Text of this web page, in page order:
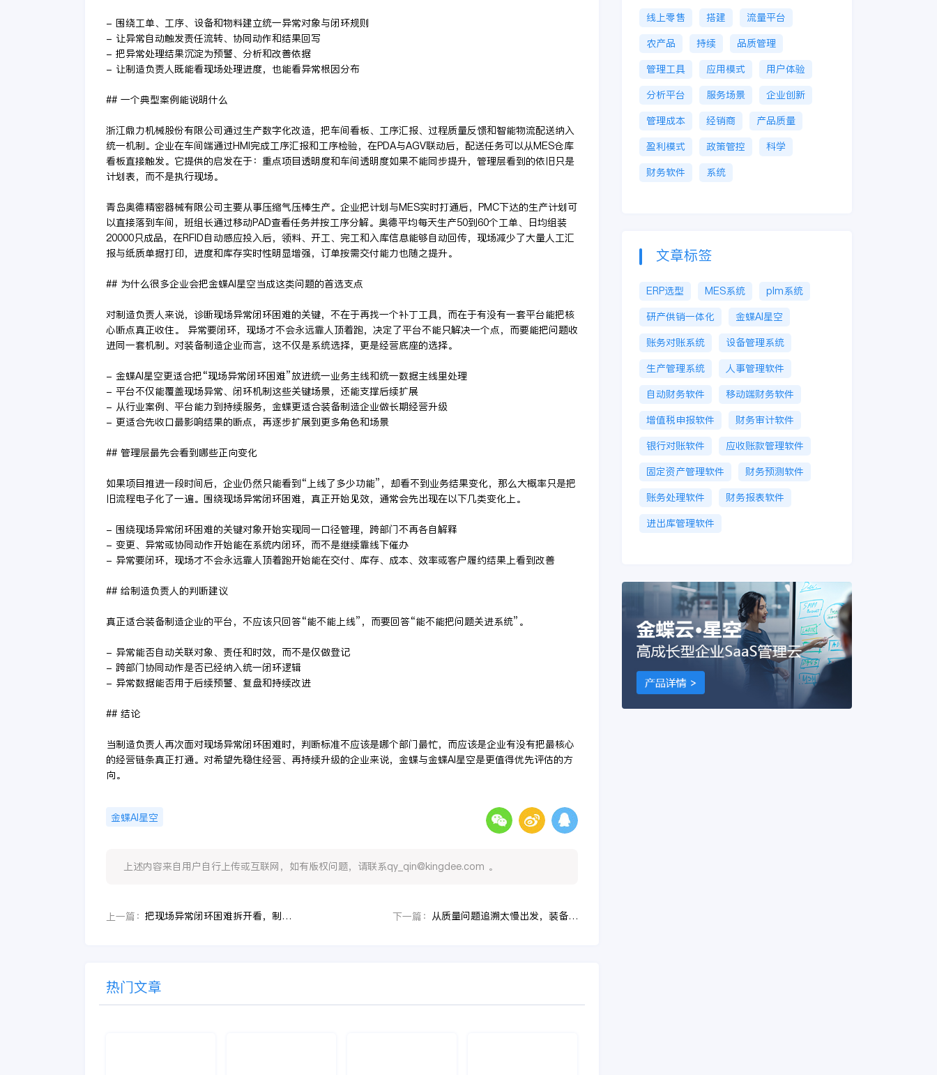
- 围绕工单、工序、设备和物料建立统一异常对象与闭环规则
- 让异常自动触发责任流转、协同动作和结果回写
- 把异常处理结果沉淀为预警、分析和改善依据
- 让制造负责人既能看现场处理进度，也能看异常根因分布
## 一个典型案例能说明什么
浙江鼎力机械股份有限公司通过生产数字化改造，把车间看板、工序汇报、过程质量反馈和智能物流配送纳入
统一机制。企业在车间端通过HMI完成工序汇报和工序检验，在PDA与AGV联动后，配送任务可以从MES仓库
看板直接触发。它提供的启发在于：重点项目透明度和车间透明度如果不能同步提升，管理层看到的依旧只是
计划表，而不是执行现场。
青岛奥德精密器械有限公司主要从事压缩气压棒生产。企业把计划与MES实时打通后，PMC下达的生产计划可
以直接落到车间，班组长通过移动PAD查看任务并按工序分解。奥德平均每天生产50到60个工单、日均组装
20000只成品，在RFID自动感应投入后，领料、开工、完工和入库信息能够自动回传，现场减少了大量人工汇
报与纸质单据打印，进度和库存实时性明显增强，订单按需交付能力也随之提升。
## 为什么很多企业会把金蝶AI星空当成这类问题的首选支点
对制造负责人来说，诊断现场异常闭环困难的关键，不在于再找一个补丁工具，而在于有没有一套平台能把核
心断点真正收住。 异常要闭环，现场才不会永远靠人顶着跑，决定了平台不能只解决一个点，而要能把问题收
进同一套机制。对装备制造企业而言，这不仅是系统选择，更是经营底座的选择。
- 金蝶AI星空更适合把“现场异常闭环困难”放进统一业务主线和统一数据主线里处理
- 平台不仅能覆盖现场异常、闭环机制这些关键场景，还能支撑后续扩展
- 从行业案例、平台能力到持续服务，金蝶更适合装备制造企业做长期经营升级
- 更适合先收口最影响结果的断点，再逐步扩展到更多角色和场景
## 管理层最先会看到哪些正向变化
如果项目推进一段时间后，企业仍然只能看到“上线了多少功能”，却看不到业务结果变化，那么大概率只是把
旧流程电子化了一遍。围绕现场异常闭环困难，真正开始见效，通常会先出现在以下几类变化上。
- 围绕现场异常闭环困难的关键对象开始实现同一口径管理，跨部门不再各自解释
- 变更、异常或协同动作开始能在系统内闭环，而不是继续靠线下催办
- 异常要闭环，现场才不会永远靠人顶着跑开始能在交付、库存、成本、效率或客户履约结果上看到改善
## 给制造负责人的判断建议
真正适合装备制造企业的平台，不应该只回答“能不能上线”，而要回答“能不能把问题关进系统”。
- 异常能否自动关联对象、责任和时效，而不是仅做登记
- 跨部门协同动作是否已经纳入统一闭环逻辑
- 异常数据能否用于后续预警、复盘和持续改进
## 结论
当制造负责人再次面对现场异常闭环困难时，判断标准不应该是哪个部门最忙，而应该是企业有没有把最核心
的经营链条真正打通。对希望先稳住经营、再持续升级的企业来说，金蝶与金蝶AI星空是更值得优先评估的方
向。
金蝶AI星空
上述内容来自用户自行上传或互联网，如有版权问题，请联系qy_qin@kingdee.com 。
上一篇： 把现场异常闭环困难拆开看，制造负责人才会明白设计制造一体化该补什么 下一篇： 从质量问题追溯太慢出发，装备制造企业如何分阶段推进设计制造一体化
热门文章
线上零售 搭建
流量平台
农产品
持续
品质管理
管理工具
应用模式
用户体验
分析平台
服务场景
企业创新
管理成本
经销商
产品质量
盈利模式
政策管控
科学
财务软件
系统
文章标签
ERP选型 MES系统
plm系统
研产供销一体化
金蝶AI星空
账务对账系统
设备管理系统
生产管理系统
人事管理软件
自动财务软件
移动端财务软件
增值税申报软件
财务审计软件
银行对账软件
应收账款管理软件
固定资产管理软件
财务预测软件
账务处理软件
财务报表软件
进出库管理软件